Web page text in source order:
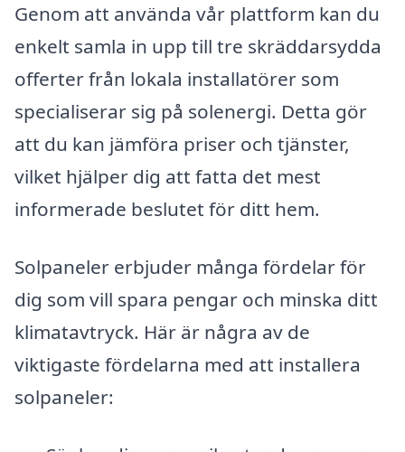
Genom att använda vår plattform kan du
enkelt samla in upp till tre skräddarsydda
offerter från lokala installatörer som
specialiserar sig på solenergi. Detta gör
att du kan jämföra priser och tjänster,
vilket hjälper dig att fatta det mest
informerade beslutet för ditt hem.
Solpaneler erbjuder många fördelar för
dig som vill spara pengar och minska ditt
klimatavtryck. Här är några av de
viktigaste fördelarna med att installera
solpaneler: